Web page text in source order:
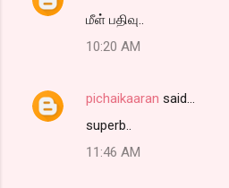
மீள் பதிவு..
10:20 AM
pichaikaaran said…
superb..
11:46 AM